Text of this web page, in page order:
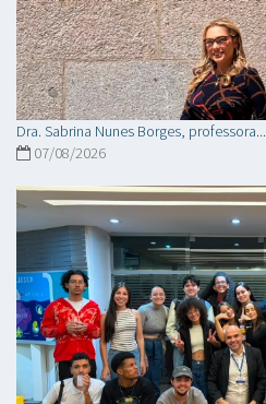
Dra. Sabrina Nunes Borges, professora...
07/08/2026